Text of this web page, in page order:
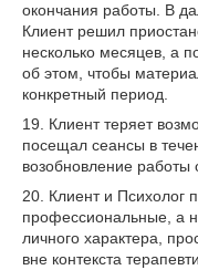
окончания работы. В
Клиент решил
несколько месяцев, а
об этом, чтобы
конкретный период.
19. Клиент теряет
посещал сеансы в
возобновление работы
20. Клиент и Психолог
профессиональные, а
личного характера,
вне контекста